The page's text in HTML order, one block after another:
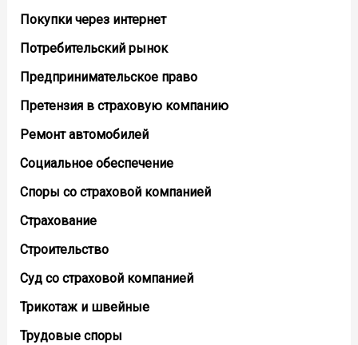
Покупки через интернет
Потребительский рынок
Предпринимательское право
Претензия в страховую компанию
Ремонт автомобилей
Социальное обеспечение
Споры со страховой компанией
Страхование
Строительство
Суд со страховой компанией
Трикотаж и швейные
Трудовые споры